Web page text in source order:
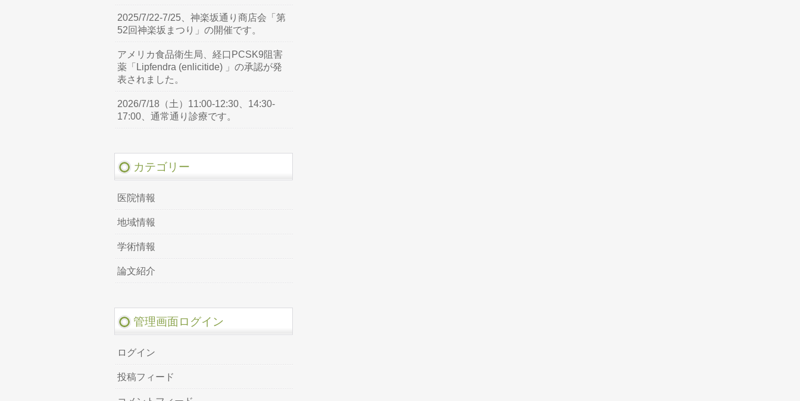
2025/7/22-7/25、神楽坂通り商店会「第
52回神楽坂まつり」の開催です。
アメリカ食品衛生局、経口PCSK9阻害
薬「Lipfendra (enlicitide) 」の承認が発
表されました。
2026/7/18（土）11:00-12:30、14:30-
17:00、通常通り診療です。
カテゴリー
医院情報
地域情報
学術情報
論文紹介
管理画面ログイン
ログイン
投稿フィード